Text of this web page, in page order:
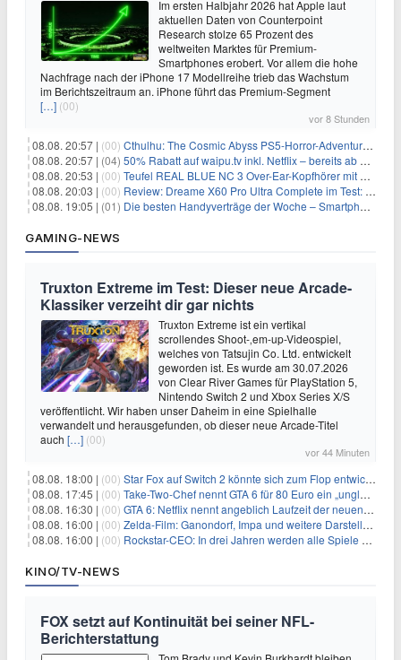
Im ersten Halbjahr 2026 hat Apple laut
aktuellen Daten von Counterpoint
Research stolze 65 Prozent des
weltweiten Marktes für Premium-
Smartphones erobert. Vor allem die hohe
Nachfrage nach der iPhone 17 Modellreihe trieb das Wachstum
im Berichtszeitraum an. iPhone führt das Premium-Segment
[…] (00)
vor 8 Stunden
08.08. 20:57 | (00) Cthulhu: The Cosmic Abyss PS5-Horror-Adventure für 27,99€
08.08. 20:57 | (04) 50% Rabatt auf waipu.tv inkl. Netflix – bereits ab 9€/Monat (statt 17,99€)
08.08. 20:53 | (00) Teufel REAL BLUE NC 3 Over-Ear-Kopfhörer mit ANC für 149,99€
08.08. 20:03 | (00) Review: Dreame X60 Pro Ultra Complete im Test: 42.000 Pa, 100 °C Moppwäsche & erstaunlich viel Technik in nur 8,9 cm Höhe
08.08. 19:05 | (01) Die besten Handyverträge der Woche – Smartphone-Tarife & SIM-Only im Überblick
GAMING-NEWS
Truxton Extreme im Test: Dieser neue Arcade-
Klassiker verzeiht dir gar nichts
Truxton Extreme ist ein vertikal
scrollendes Shoot-‚em-up-Videospiel,
welches von Tatsujin Co. Ltd. entwickelt
geworden ist. Es wurde am 30.07.2026
von Clear River Games für PlayStation 5,
Nintendo Switch 2 und Xbox Series X/S
veröffentlicht. Wir haben unser Daheim in eine Spielhalle
verwandelt und herausgefunden, ob dieser neue Arcade-Titel
auch […] (00)
vor 44 Minuten
08.08. 18:00 | (00) Star Fox auf Switch 2 könnte sich zum Flop entwickeln
08.08. 17:45 | (00) Take-Two-Chef nennt GTA 6 für 80 Euro ein „unglaubliches Schnäppchen“
08.08. 16:30 | (00) GTA 6: Netflix nennt angeblich Laufzeit der neuen Gameplay-Präsentation
08.08. 16:00 | (00) Zelda-Film: Ganondorf, Impa und weitere Darsteller sollen feststehen
08.08. 16:00 | (00) Rockstar-CEO: In drei Jahren werden alle Spiele gestreamt
KINO/TV-NEWS
FOX setzt auf Kontinuität bei seiner NFL-
Berichterstattung